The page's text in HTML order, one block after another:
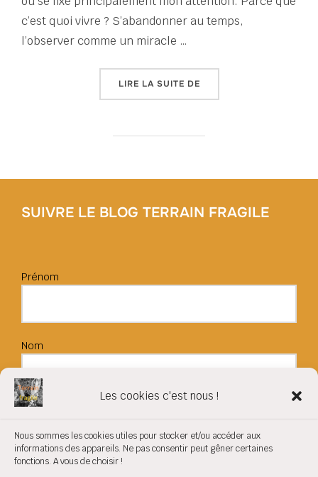
Les cookies c'est nous !
Nous sommes les cookies utiles pour stocker et/ou accéder aux
informations des appareils. Ne pas consentir peut gêner certaines
fonctions. A vous de choisir !
c’est quoi vivre ? S’abandonner au temps,
l’observer comme un miracle …
LIRE LA SUITE DE« TERRAIN FRAGILE
SUIVRE LE BLOG TERRAIN FRAGILE
Prénom
Nom